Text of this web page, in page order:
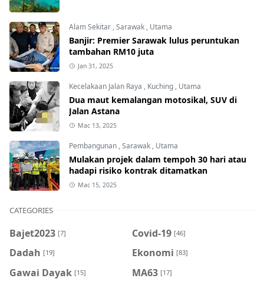
Alam Sekitar ,Sarawak , Utama
Banjir: Premier Sarawak lulus peruntukan
tambahan RM10 juta
Jan 31, 2025
Kecelakaan Jalan Raya , Kuching , Utama
Dua maut kemalangan motosikal, SUV di
Jalan Astana
Mac 13, 2025
Pembangunan ,Sarawak , Utama
Mulakan projek dalam tempoh 30 hari atau
hadapi risiko kontrak ditamatkan
Mac 15, 2025
CATEGORIES
Bajet2023 [7] Covid-19 [46]
Dadah [19] Ekonomi [83]
Gawai Dayak [15] MA63 [17]